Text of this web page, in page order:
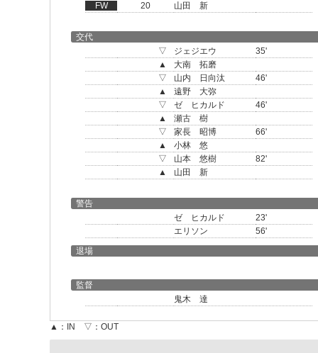
FW
20 山田 新
交代
▽
ジェジエウ
35'
▲
大南 拓磨
▽
山内 日向汰
46'
▲
遠野 大弥
▽
ゼ ヒカルド
46'
▲
瀬古 樹
▽
家長 昭博
66'
▲
小林 悠
▽
山本 悠樹
82'
▲
山田 新
警告
ゼ ヒカルド
23'
エリソン
56'
退場
監督
鬼木 達
▲：IN ▽：OUT